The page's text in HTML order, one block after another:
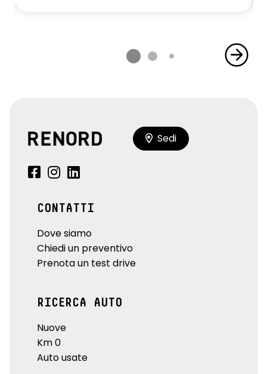
Sedi
CONTATTI
Dove siamo
Chiedi un preventivo
Prenota un test drive
RICERCA AUTO
Nuove
Km 0
Auto usate